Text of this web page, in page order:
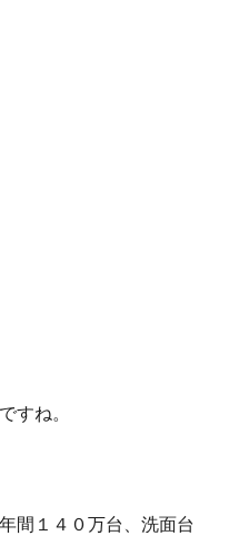
すね。
間１４０万台、洗面台